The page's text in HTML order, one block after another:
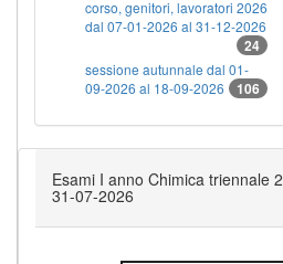
corso, genitori, lavoratori 2026
dal 07-01-2026 al 31-12-2026
24
sessione autunnale dal 01-
09-2026 al 18-09-2026
106
Esami I anno Chimica triennale
31-07-2026